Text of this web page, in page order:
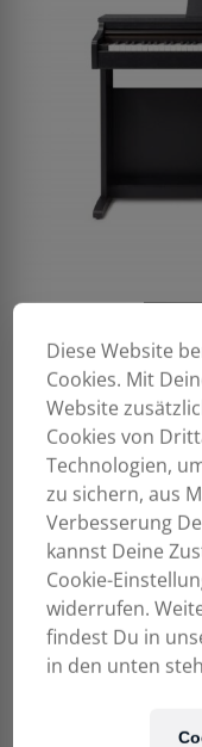
Diese Website
Cookies. Mit
Website
Cookies von
Technologien,
zu sichern, aus
Verbesserung
kannst Deine
Cookie-
widerrufen.
findest Du in
in den unten